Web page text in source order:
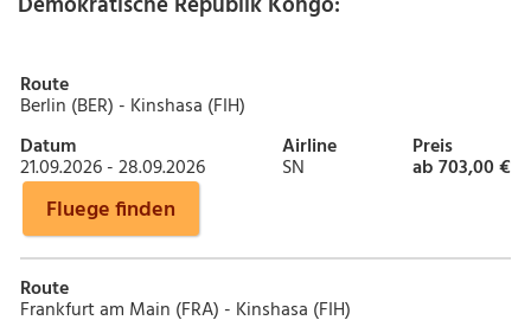
Route
Berlin (BER) - Kinshasa (FIH)
Datum
21.09.2026 - 28.09.2026
Airline
SN
Preis
ab 703,00 €
Fluege finden
Route
Frankfurt am Main (FRA) - Kinshasa (FIH)